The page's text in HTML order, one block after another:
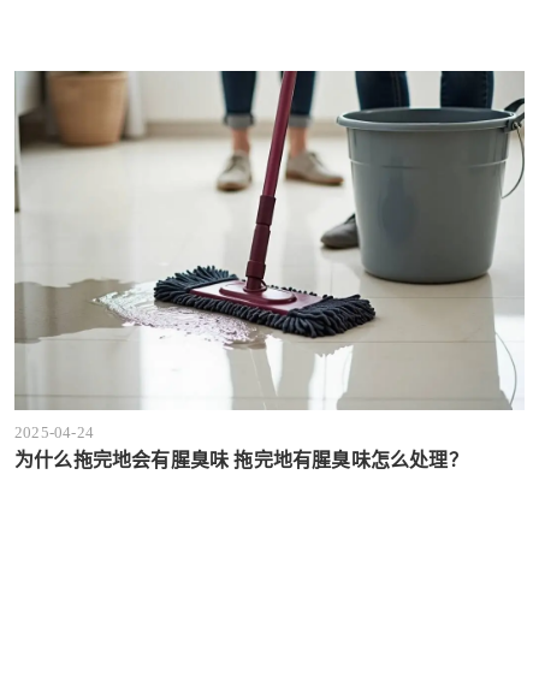
2025-04-24
为什么拖完地会有腥臭味 拖完地有腥臭味怎么处理？